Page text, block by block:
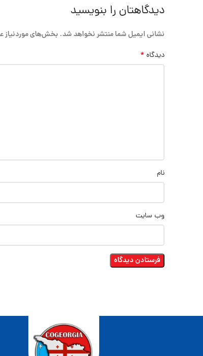
دیدگاهتان را بنویسید
نشانی ایمیل شما منتشر نخواهد شد. بخش‌های موردنیاز
دیدگاه *
نام
وب‌ سایت